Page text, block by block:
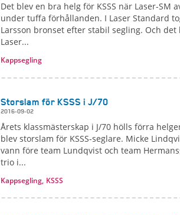
Det blev en bra helg för KSSS när Laser-SM
under tuffa förhållanden. I Laser Standard
Larsson bronset efter stabil segling. Och
Laser...
Kappsegling
Storslam för KSSS i J/70
2016-09-02
Årets klassmästerskap i J/70 hölls förra
blev storslam för KSSS-seglare. Micke
vann före team Lundqvist och team
trio i...
Kappsegling, KSSS